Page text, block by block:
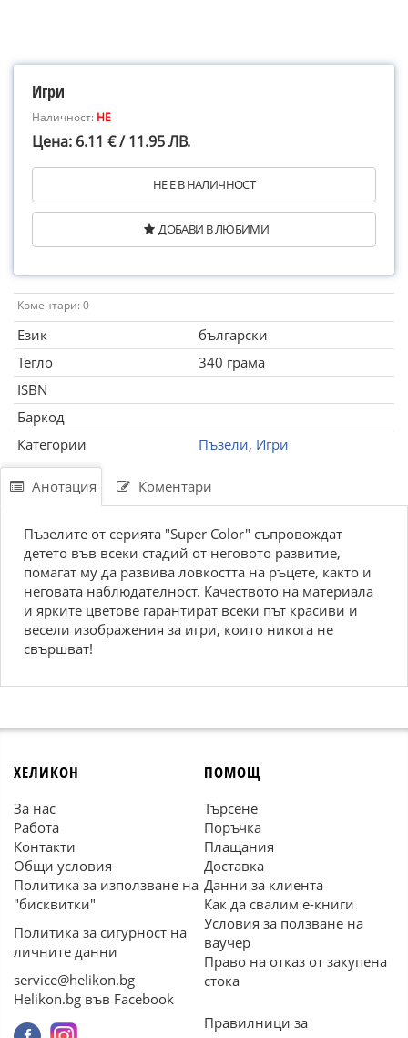
Игри
Наличност: НЕ
Цена: 6.11 € / 11.95 ЛВ.
НЕ Е В НАЛИЧНОСТ
ДОБАВИ В ЛЮБИМИ
Коментари: 0
Език
български
Тегло
340 грама
ISBN
Баркод
Категории
Пъзели, Игри
Анотация Коментари
Пъзелите от серията "Super Color" съпровождат
детето във всеки стадий от неговото развитие,
помагат му да развива ловкостта на ръцете, както и
неговата наблюдателност. Качеството на материала
и ярките цветове гарантират всеки път красиви и
весели изображения за игри, които никога не
свършват!
ХЕЛИКОН
За нас
Работа
Контакти
Общи условия
Политика за използване на
"бисквитки"
Политика за сигурност на
личните данни
service@helikon.bg
Helikon.bg във Facebook
ПОМОЩ
Търсене
Поръчка
Плащания
Доставка
Данни за клиента
Как да свалим е-книги
Условия за ползване на
ваучер
Право на отказ от закупена
стока
Правилници за